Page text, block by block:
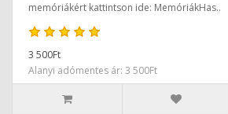
memóriákért kattintson ide: MemóriákHas..
3 500Ft
Alanyi adómentes ár: 3 500Ft